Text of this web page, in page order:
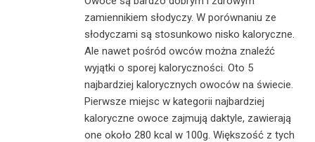
zamiennikiem słodyczy. W porównaniu ze
słodyczami są stosunkowo nisko kaloryczne.
Ale nawet pośród owców można znaleźć
wyjątki o sporej kaloryczności. Oto 5
najbardziej kalorycznych owoców na świecie.
Pierwsze miejsc w kategorii najbardziej
kaloryczne owoce zajmują daktyle, zawierają
one około 280 kcal w 100g. Większość z tych